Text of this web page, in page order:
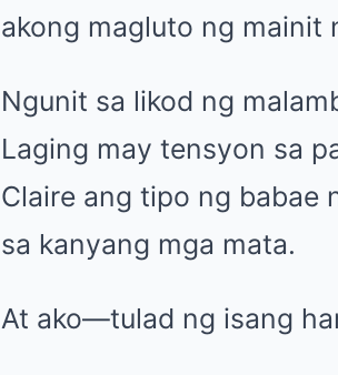
akong magluto ng mainit
Ngunit sa likod ng
Laging may tensyon sa
Claire ang tipo ng babae
sa kanyang mga mata.
At ako—tulad ng isang